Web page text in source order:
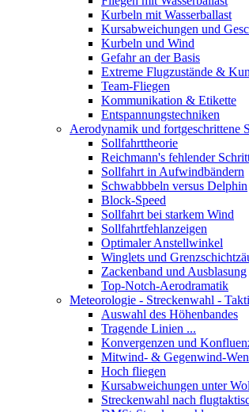
Kurbeln mit Wasserballast
Kursabweichungen und
Kurbeln und Wind
Gefahr an der Basis
Extreme Flugzustände &
Team-Fliegen
Kommunikation & Etikette
Entspannungstechniken
Aerodynamik und fortgeschrittene
Sollfahrttheorie
Reichmann's fehlender
Sollfahrt in Aufwindbändern
Schwabbbeln versus Delphin
Block-Speed
Sollfahrt bei starkem Wind
Sollfahrtfehlanzeigen
Optimaler Anstellwinkel
Winglets und
Zackenband und Ausblasung
Top-Notch-Aerodramatik
Meteorologie - Streckenwahl -
Auswahl des Höhenbandes
Tragende Linien ...
Konvergenzen und
Mitwind- & Gegenwind-
Hoch fliegen
Kursabweichungen unter
Streckenwahl nach